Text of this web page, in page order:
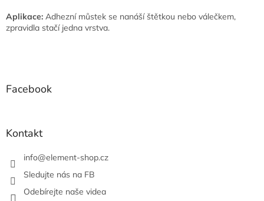
Aplikace: Adhezní můstek se nanáší štětkou nebo válečkem,
zpravidla stačí jedna vrstva.
Facebook
Kontakt
info@element-shop.cz
Sledujte nás na FB
Odebírejte naše videa